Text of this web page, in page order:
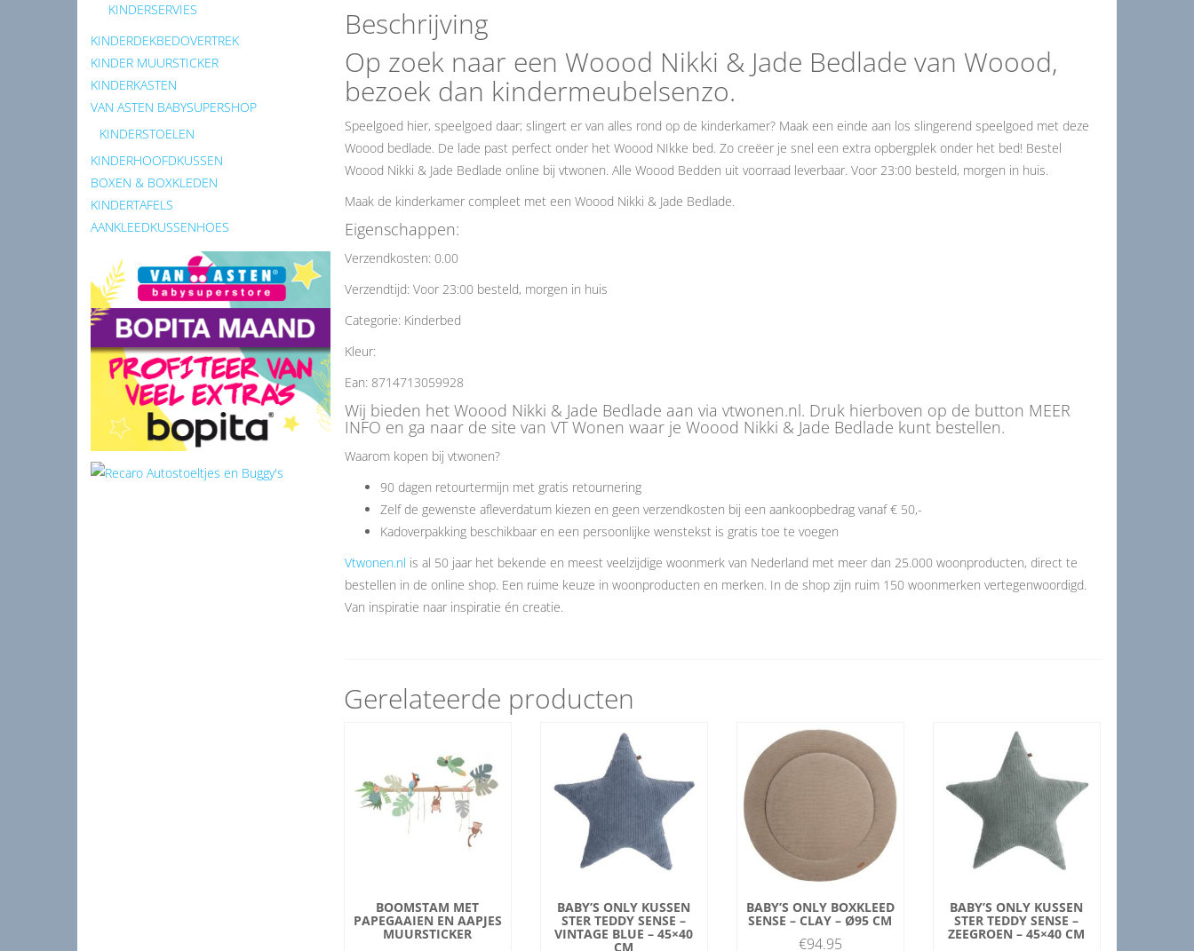
KINDERSERVIES
KINDERDEKBEDOVERTREK
KINDER MUURSTICKER
KINDERKASTEN
VAN ASTEN BABYSUPERSHOP
KINDERSTOELEN
KINDERHOOFDKUSSEN
BOXEN & BOXKLEDEN
KINDERTAFELS
AANKLEEDKUSSENHOES
Beschrijving
Op zoek naar een Woood Nikki & Jade Bedlade van Woood,
bezoek dan kindermeubelsenzo.
Speelgoed hier, speelgoed daar; slingert er van alles rond op de kinderkamer? Maak een einde aan los slingerend speelgoed met deze
Woood bedlade. De lade past perfect onder het Woood NIkke bed. Zo creëer je snel een extra opbergplek onder het bed! Bestel
Woood Nikki & Jade Bedlade online bij vtwonen. Alle Woood Bedden uit voorraad leverbaar. Voor 23:00 besteld, morgen in huis.
Maak de kinderkamer compleet met een Woood Nikki & Jade Bedlade.
Eigenschappen:
Verzendkosten: 0.00
Verzendtijd: Voor 23:00 besteld, morgen in huis
Categorie: Kinderbed
Kleur:
Ean: 8714713059928
Wij bieden het Woood Nikki & Jade Bedlade aan via vtwonen.nl. Druk hierboven op de button MEER
INFO en ga naar de site van VT Wonen waar je Woood Nikki & Jade Bedlade kunt bestellen.
Waarom kopen bij vtwonen?
90 dagen retourtermijn met gratis retournering
Zelf de gewenste afleverdatum kiezen en geen verzendkosten bij een aankoopbedrag vanaf € 50,-
Kadoverpakking beschikbaar en een persoonlijke wenstekst is gratis toe te voegen
Vtwonen.nl is al 50 jaar het bekende en meest veelzijdige woonmerk van Nederland met meer dan 25.000 woonproducten, direct te
bestellen in de online shop. Een ruime keuze in woonproducten en merken. In de shop zijn ruim 150 woonmerken vertegenwoordigd.
Van inspiratie naar inspiratie én creatie.
Gerelateerde producten
BOOMSTAM MET
PAPEGAAIEN EN AAPJES
MUURSTICKER
BABY’S ONLY KUSSEN
STER TEDDY SENSE –
VINTAGE BLUE – 45×40
CM
BABY’S ONLY BOXKLEED
SENSE – CLAY – Ø95 CM
€94.95
BABY’S ONLY KUSSEN
STER TEDDY SENSE –
ZEEGROEN – 45×40 CM